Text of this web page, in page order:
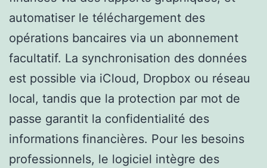
automatiser le téléchargement des
opérations bancaires via un abonnement
facultatif. La synchronisation des données
est possible via iCloud, Dropbox ou réseau
local, tandis que la protection par mot de
passe garantit la confidentialité des
informations financières. Pour les besoins
professionnels, le logiciel intègre des